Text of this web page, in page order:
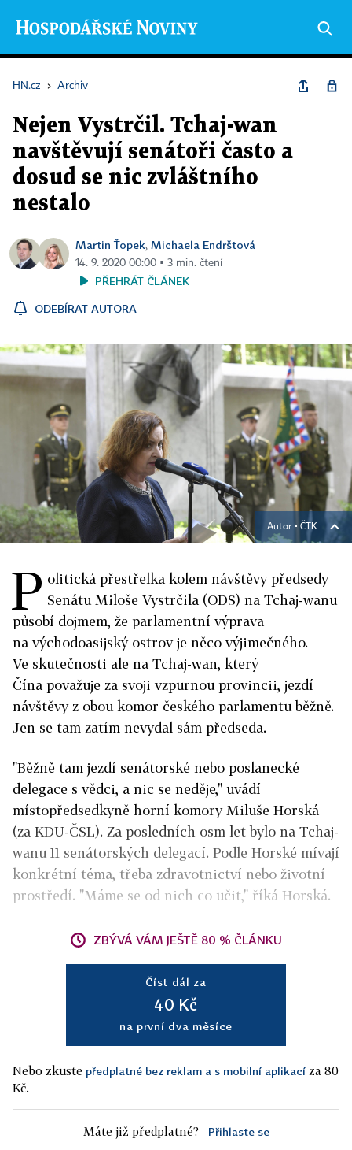
HN.cz › Archiv
Nejen Vystrčil. Tchaj-wan
navštěvují senátoři často a
dosud se nic zvláštního
nestalo
Martin Ťopek, Michaela Endrštová
14. 9. 2020 00:00 ▪ 3 min. čtení
PŘEHRÁT ČLÁNEK
ODEBÍRAT AUTORA
Autor ▪ ČTK
P olitická přestřelka kolem návštěvy předsedy
Senátu Miloše Vystrčila (ODS) na Tchaj-wanu
působí dojmem, že parlamentní výprava
na východoasijský ostrov je něco výjimečného.
Ve skutečnosti ale na Tchaj-wan, který
Čína považuje za svoji vzpurnou provincii, jezdí
návštěvy z obou komor českého parlamentu běžně.
Jen se tam zatím nevydal sám předseda.
"Běžně tam jezdí senátorské nebo poslanecké
delegace s vědci, a nic se neděje," uvádí
místopředsedkyně horní komory Miluše Horská
(za KDU-ČSL). Za posledních osm let bylo na Tchaj-
wanu 11 senátorských delegací. Podle Horské mívají
konkrétní téma, třeba zdravotnictví nebo životní
prostředí. "Máme se od nich co učit," říká Horská.
ZBÝVÁ VÁM JEŠTĚ 80 % ČLÁNKU
Číst dál za
40 Kč
na první dva měsíce
Nebo zkuste předplatné bez reklam a s mobilní aplikací za 80
Kč.
Máte již předplatné? Přihlaste se